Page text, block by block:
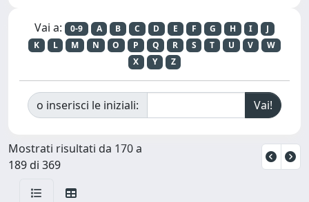
Vai a: 0-9 A B C D E F G H I
J
K
L M N O P Q R S T U V
W
X
Y Z
o inserisci le iniziali:
Mostrati risultati da 170 a
189 di 369